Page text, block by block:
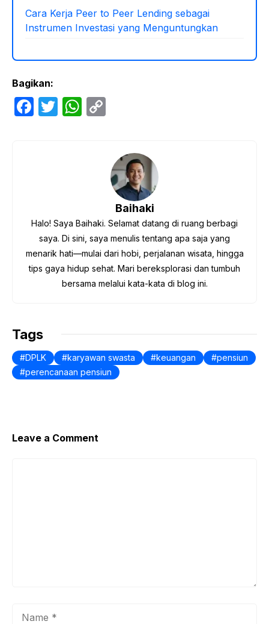
Cara Kerja Peer to Peer Lending sebagai
Instrumen Investasi yang Menguntungkan
Bagikan:
F
o
k
T
W
p
y
Li
n
k
Baihaki
Halo! Saya Baihaki. Selamat datang di ruang berbagi
saya. Di sini, saya menulis tentang apa saja yang
menarik hati—mulai dari hobi, perjalanan wisata, hingga
tips gaya hidup sehat. Mari bereksplorasi dan tumbuh
bersama melalui kata-kata di blog ini.
Tags
DPLK karyawan swasta keuangan
pensiun
perencanaan pensiun
Leave a Comment